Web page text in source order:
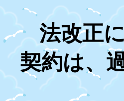
法改正
契約は、